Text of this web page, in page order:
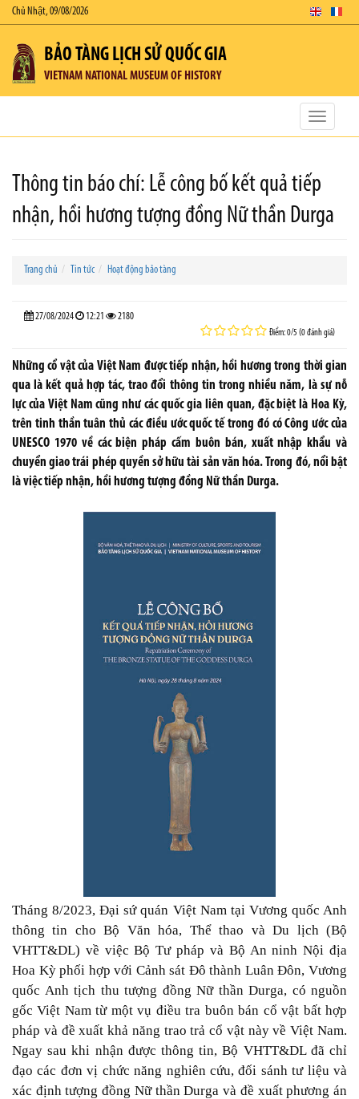
Chủ Nhật, 09/08/2026
BẢO TÀNG LỊCH SỬ QUỐC GIA
VIETNAM NATIONAL MUSEUM OF HISTORY
Toggle
Thông tin báo chí: Lễ công bố kết quả tiếp
nhận, hồi hương tượng đồng Nữ thần Durga
Trang chủ Tin tức Hoạt động bảo tàng
27/08/2024 12:21 2180
Điểm: 0/5 (0 đánh giá)
Những cổ vật của Việt Nam được tiếp nhận, hồi hương trong thời gian
qua là kết quả hợp tác, trao đổi thông tin trong nhiều năm, là sự nỗ
lực của Việt Nam cũng như các quốc gia liên quan, đặc biệt là Hoa Kỳ,
trên tinh thần tuân thủ các điều ước quốc tế trong đó có Công ước của
UNESCO 1970 về các biện pháp cấm buôn bán, xuất nhập khẩu và
chuyển giao trái phép quyền sở hữu tài sản văn hóa. Trong đó, nổi bật
là việc tiếp nhận, hồi hương tượng đồng Nữ thần Durga.
Tháng 8/2023, Đại sứ quán Việt Nam tại Vương quốc Anh
thông tin cho Bộ Văn hóa, Thể thao và Du lịch (Bộ
VHTT&DL) về việc Bộ Tư pháp và Bộ An ninh Nội địa
Hoa Kỳ phối hợp với Cảnh sát Đô thành Luân Đôn, Vương
quốc Anh tịch thu tượng đồng Nữ thần Durga, có nguồn
gốc Việt Nam từ một vụ điều tra buôn bán cổ vật bất hợp
pháp và đề xuất khả năng trao trả cổ vật này về Việt Nam.
Ngay sau khi nhận được thông tin, Bộ VHTT&DL đã chỉ
đạo các đơn vị chức năng nghiên cứu, đối sánh tư liệu và
xác định tượng đồng Nữ thần Durga và đề xuất phương án